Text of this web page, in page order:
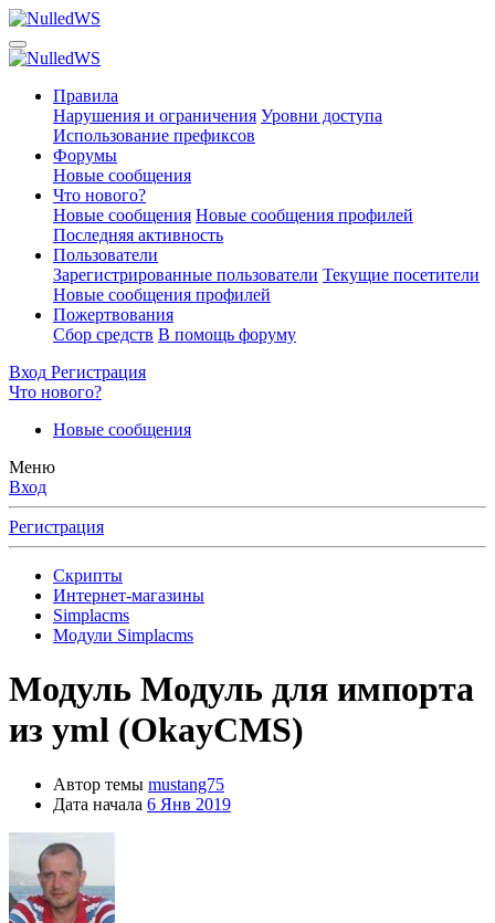
Правила
Нарушения и ограничения Уровни доступа
Использование префиксов
Форумы
Новые сообщения
Что нового?
Новые сообщения Новые сообщения профилей
Последняя активность
Пользователи
Зарегистрированные пользователи Текущие посетители
Новые сообщения профилей
Пожертвования
Сбор средств В помощь форуму
Вход Регистрация
Что нового?
Новые сообщения
Меню
Вход
Регистрация
Скрипты
Интернет-магазины
Simplacms
Модули Simplacms
Модуль Модуль для импорта
из yml (OkayCMS)
Автор темы mustang75
Дата начала 6 Янв 2019